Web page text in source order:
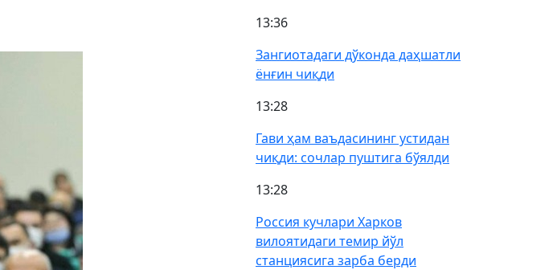
13:36
Зангиотадаги дўконда даҳшатли
ёнғин чиқди
13:28
Гави ҳам ваъдасининг устидан
чиқди: сочлар пуштига бўялди
13:28
Россия кучлари Харков
вилоятидаги темир йўл
станциясига зарба берди